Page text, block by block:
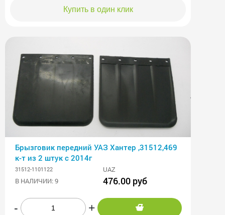
Купить в один клик
Брызговик передний УАЗ Хантер ,31512,469
к-т из 2 штук с 2014г
31512-1101122
UAZ
В НАЛИЧИИ: 9
476.00 руб
- +